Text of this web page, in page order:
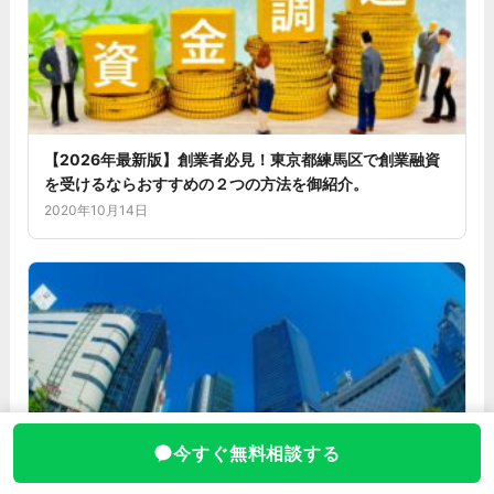
【2026年最新版】創業者必見！東京都練馬区で創業融資
を受けるならおすすめの２つの方法を御紹介。
2020年10月14日
【渋谷区で会社設立】“発信力のある街”でスタートする。
今すぐ無料相談する